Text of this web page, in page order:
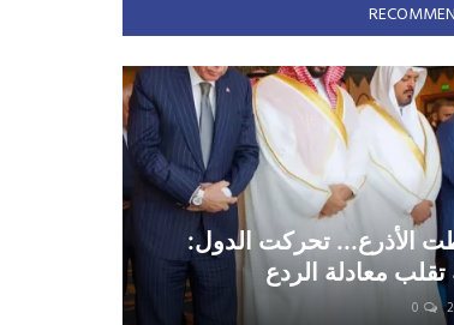
الأذرع... تحركت الدول:
تقلب معادلة الردع
0